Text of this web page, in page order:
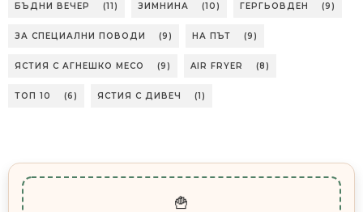
БЪДНИ ВЕЧЕР (11) ЗИМНИНА (10) ГЕРГЬОВДЕН (9)
ЗА СПЕЦИАЛНИ ПОВОДИ (9) НА ПЪТ (9)
ЯСТИЯ С АГНЕШКО МЕСО (9) AIR FRYER (8)
ТОП 10 (6) ЯСТИЯ С ДИВЕЧ (1)
🍟